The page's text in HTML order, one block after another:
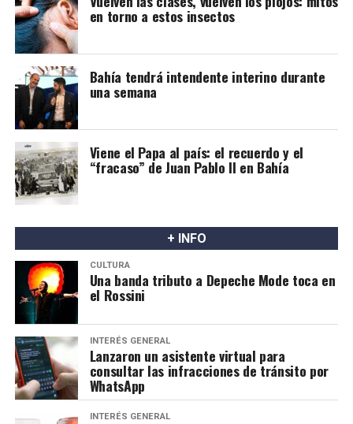
en torno a estos insectos
Bahía tendrá intendente interino durante
una semana
Viene el Papa al país: el recuerdo y el
“fracaso” de Juan Pablo II en Bahía
+ INFO
CULTURA
Una banda tributo a Depeche Mode toca en
el Rossini
INTERÉS GENERAL
Lanzaron un asistente virtual para
consultar las infracciones de tránsito por
WhatsApp
INTERÉS GENERAL